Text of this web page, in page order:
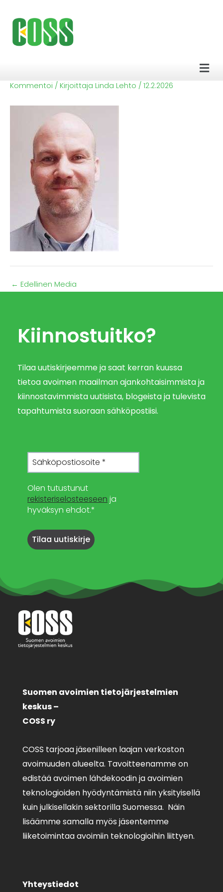
sisältöön
Kommentoi / Kirjoittaja Linda Lehto / 12.2.2026
← Edellinen Media
Kiinnostuitko?
Tilaa uutiskirjeemme ja saat kerran kuussa
tietoa avoimen maailman ajankohtaisimmista ja
kiinnostavimmista uutisista, blogeista ja tulevista
tapahtumista suoraan sähköpostiisi.
Olen tutustunut
rekisteriselosteeseen ja
hyväksyn ehdot.*
Suomen avoimien tietojärjestelmien
keskus –
COSS ry
COSS tarjoaa jäsenilleen laajan verkoston
avoimuuden alueelta. Tavoitteenamme on
edistää avoimen lähdekoodin ja avoimien
teknologioiden hyödyntämistä niin yksityisellä
kuin julkisellakin sektorilla Suomessa. Näin
lisäämme samalla myös jäsentemme
liiketoimintaa avoimiin teknologioihin liittyen.
Yhteystiedot